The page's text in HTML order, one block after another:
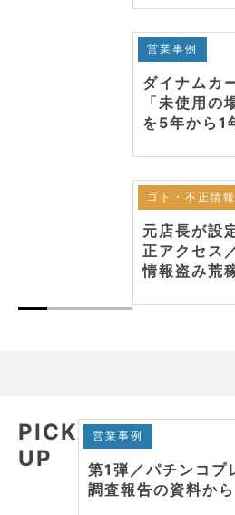
営業事例
ダイナムカ
「未使用の
を5年から1
ゴト・不正情報
元店長が設
正アクセス
情報盗み荒
PICK
UP
営業事例
第1弾／パチンコ
調査報告の資料から